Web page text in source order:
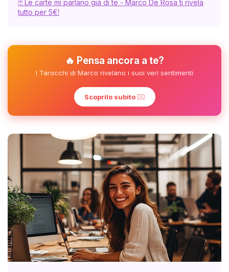
🃏 Le carte mi parlano già di te - Marco De Rosa ti rivela
tutto per 5€!
🔥 Pensa ancora a te?
I Tarocchi di Marco rivelano i suoi veri sentimenti
Scoprilo subito ❤️‍🔥